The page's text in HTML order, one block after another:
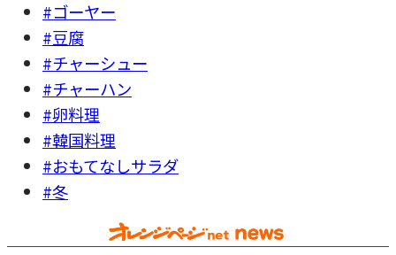
#ゴーヤー
#豆腐
#チャーシュー
#チャーハン
#卵料理
#韓国料理
#おもてなしサラダ
#冬